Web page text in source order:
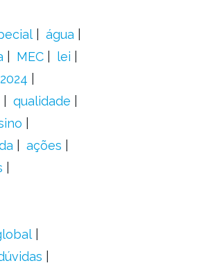
água
MEC
lei
qualidade
ações